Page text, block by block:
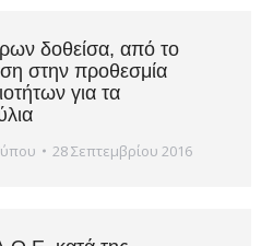
δοθείσα, από το
στην προθεσμία
για τα
28 Σεπτεμβρίου 2016